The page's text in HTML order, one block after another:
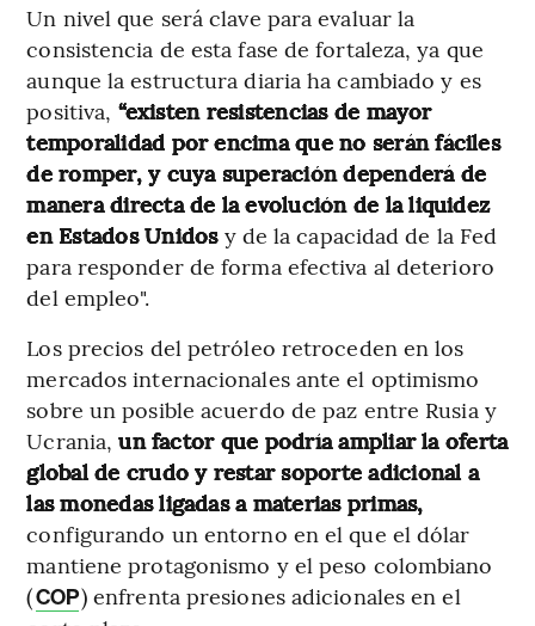
Un nivel que será clave para evaluar la
consistencia de esta fase de fortaleza, ya que
aunque la estructura diaria ha cambiado y es
positiva, “existen resistencias de mayor
temporalidad por encima que no serán fáciles
de romper, y cuya superación dependerá de
manera directa de la evolución de la liquidez
en Estados Unidosy de la capacidad de la Fed
para responder de forma efectiva al deterioro
del empleo".
Los precios del petróleo retroceden en los
mercados internacionales ante el optimismo
sobre un posible acuerdo de paz entre Rusia y
Ucrania,un factor que podría ampliar la oferta
global de crudo y restar soporte adicional a
las monedas ligadas a materias primas,
configurando un entorno en el que el dólar
mantiene protagonismo y el peso colombiano
(COP) enfrenta presiones adicionales en el